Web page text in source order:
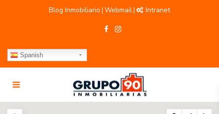
Blog Inmobiliario | Webmail| Intranet
Spanish